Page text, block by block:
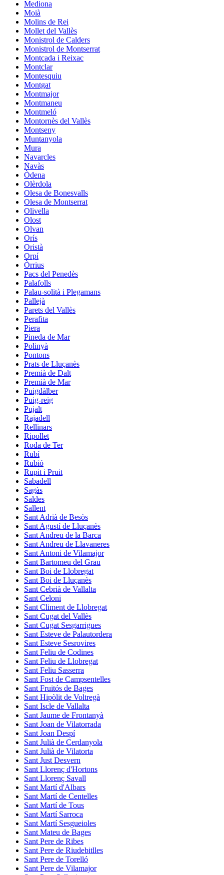
Mediona
Moià
Molins de Rei
Mollet del Vallès
Monistrol de Calders
Monistrol de Montserrat
Montcada i Reixac
Montclar
Montesquiu
Montgat
Montmajor
Montmaneu
Montmeló
Montornès del Vallès
Montseny
Muntanyola
Mura
Navarcles
Navàs
Òdena
Olèrdola
Olesa de Bonesvalls
Olesa de Montserrat
Olivella
Olost
Olvan
Orís
Oristà
Orpí
Òrrius
Pacs del Penedès
Palafolls
Palau-solità i Plegamans
Pallejà
Parets del Vallès
Perafita
Piera
Pineda de Mar
Polinyà
Pontons
Prats de Lluçanès
Premià de Dalt
Premià de Mar
Puigdàlber
Puig-reig
Pujalt
Rajadell
Rellinars
Ripollet
Roda de Ter
Rubí
Rubió
Rupit i Pruit
Sabadell
Sagàs
Saldes
Sallent
Sant Adrià de Besòs
Sant Agustí de Lluçanès
Sant Andreu de la Barca
Sant Andreu de Llavaneres
Sant Antoni de Vilamajor
Sant Bartomeu del Grau
Sant Boi de Llobregat
Sant Boi de Lluçanès
Sant Cebrià de Vallalta
Sant Celoni
Sant Climent de Llobregat
Sant Cugat del Vallès
Sant Cugat Sesgarrigues
Sant Esteve de Palautordera
Sant Esteve Sesrovires
Sant Feliu de Codines
Sant Feliu de Llobregat
Sant Feliu Sasserra
Sant Fost de Campsentelles
Sant Fruitós de Bages
Sant Hipòlit de Voltregà
Sant Iscle de Vallalta
Sant Jaume de Frontanyà
Sant Joan de Vilatorrada
Sant Joan Despí
Sant Julià de Cerdanyola
Sant Julià de Vilatorta
Sant Just Desvern
Sant Llorenç d'Hortons
Sant Llorenç Savall
Sant Martí d'Albars
Sant Martí de Centelles
Sant Martí de Tous
Sant Martí Sarroca
Sant Martí Sesgueioles
Sant Mateu de Bages
Sant Pere de Ribes
Sant Pere de Riudebitlles
Sant Pere de Torelló
Sant Pere de Vilamajor